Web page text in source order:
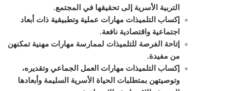
التربية الأسرية إلى تحقيقها في المجتمع.
إكساب التلميذات مهارات عملية وتطبيقية ذات أبعاد
اجتماعية واقتصادية نافعة.
إتاحة الفرصة للتلميذات لممارسة مهارات مهنية تمكنهن
من مفيدة.
إكساب التلميذات مهارات العمل الجماعي وتقديره،
وتوصيتهن بمتطلبات الحياة الأسرية السليمة وأبعادها